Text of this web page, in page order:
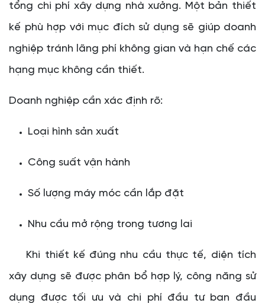
tổng chi phí xây dựng nhà xưởng. Một bản thiết
kế phù hợp với mục đích sử dụng sẽ giúp doanh
nghiệp tránh lãng phí không gian và hạn chế các
hạng mục không cần thiết.
Doanh nghiệp cần xác định rõ:
Loại hình sản xuất
Công suất vận hành
Số lượng máy móc cần lắp đặt
Nhu cầu mở rộng trong tương lai
Khi thiết kế đúng nhu cầu thực tế, diện tích
xây dựng sẽ được phân bổ hợp lý, công năng sử
dụng được tối ưu và chi phí đầu tư ban đầu